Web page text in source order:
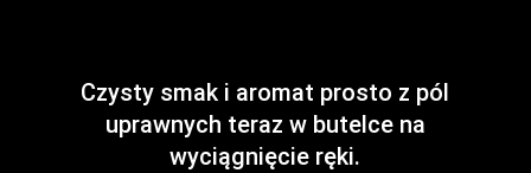
Czysty smak i aromat prosto z pól
uprawnych teraz w butelce na
wyciągnięcie ręki.